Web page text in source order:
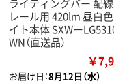
レール用 420lm 昼白
イト本体 SXWー
WN（直送品）
￥
お届け日：8月12日（水）